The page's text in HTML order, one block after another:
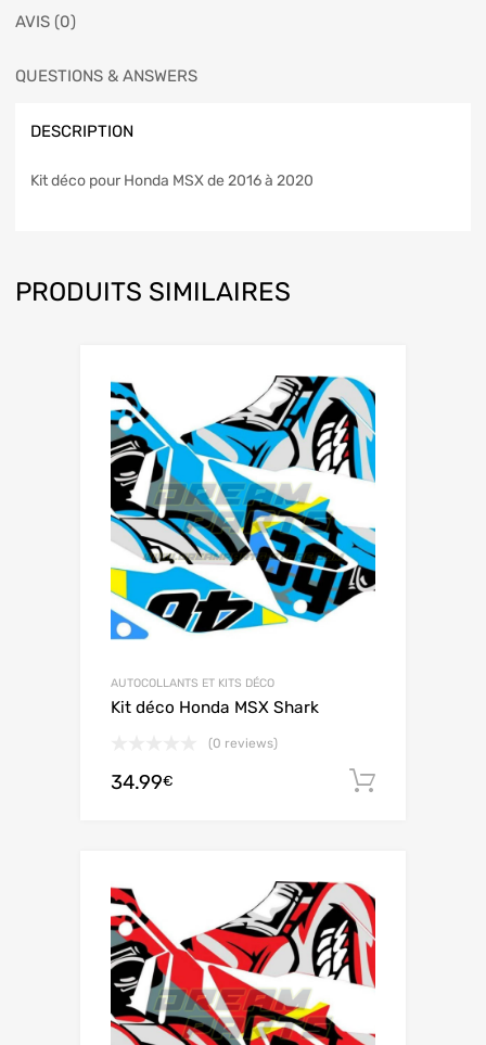
AVIS (0)
QUESTIONS & ANSWERS
DESCRIPTION
Kit déco pour Honda MSX de 2016 à 2020
PRODUITS SIMILAIRES
AUTOCOLLANTS ET KITS DÉCO
Kit déco Honda MSX Shark
(0 reviews)
34.99€